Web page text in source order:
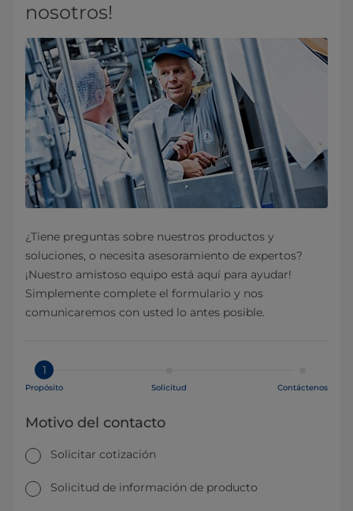
nosotros!
¿Tiene preguntas sobre nuestros productos y
soluciones, o necesita asesoramiento de expertos?
¡Nuestro amistoso equipo está aquí para ayudar!
Simplemente complete el formulario y nos
comunicaremos con usted lo antes posible.
1
Propósito Solicitud Contáctenos
Motivo del contacto
Solicitar cotización
Solicitud de información de producto